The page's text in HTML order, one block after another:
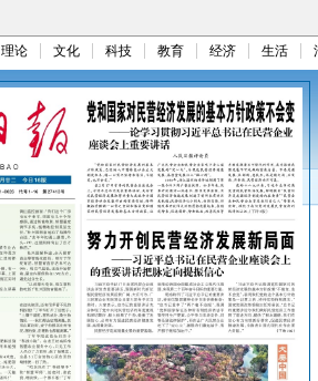
理论 文化 科技 教育 经济 生活